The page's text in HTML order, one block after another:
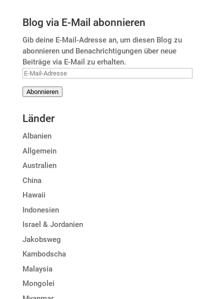
Blog via E-Mail abonnieren
Gib deine E-Mail-Adresse an, um diesen Blog zu
abonnieren und Benachrichtigungen über neue
Beiträge via E-Mail zu erhalten.
E-
Adresse
Abonnieren
Länder
Albanien
Allgemein
Australien
China
Hawaii
Indonesien
Israel & Jordanien
Jakobsweg
Kambodscha
Malaysia
Mongolei